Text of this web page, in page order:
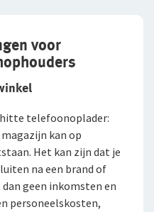
voor
telefoonoplader:
kan op
Het kan zijn dat je
na een brand of
geen inkomsten en
personeelskosten,